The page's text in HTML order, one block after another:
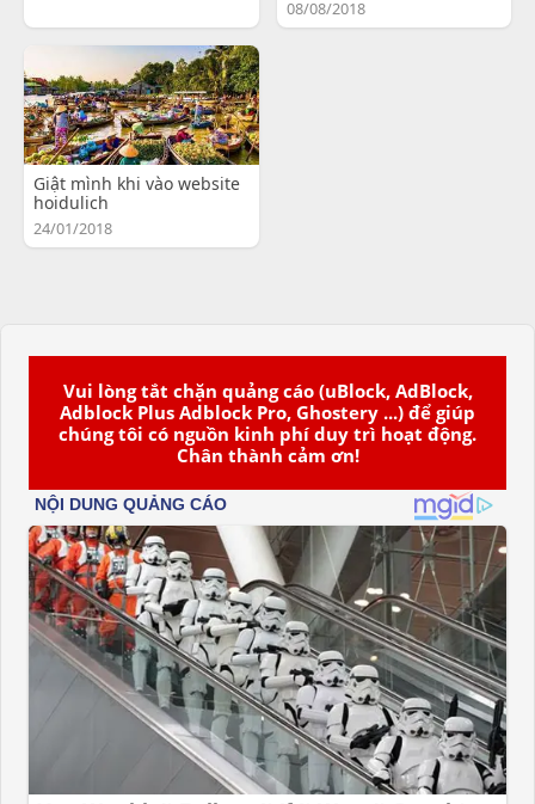
Vui lòng tắt chặn quảng cáo (uBlock, AdBlock,
Adblock Plus Adblock Pro, Ghostery ...) để giúp
chúng tôi có nguồn kinh phí duy trì hoạt động.
Chân thành cảm ơn!
08/08/2018
Giật mình khi vào website
hoidulich
24/01/2018